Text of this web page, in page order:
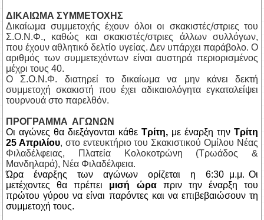
ΔΙΚΑΙΩΜΑ ΣΥΜΜΕΤΟΧΗΣ
Δικαίωμα συμμετοχής έχουν όλοι οι σκακιστές/στριες του
Σ.Ο.Ν.Φ., καθώς και σκακιστές/στριες άλλων συλλόγων,
που έχουν αθλητικό δελτίο υγείας. Δεν υπάρχει παράβολο. Ο
αριθμός των συμμετεχόντων είναι αυστηρά περιορισμένος
μέχρι τους 40.
Ο Σ.Ο.Ν.Φ. διατηρεί το δικαίωμα να μην κάνει δεκτή
συμμετοχή σκακιστή που έχει αδικαιολόγητα εγκαταλείψει
τουρνουά στο παρελθόν.
ΠΡΟΓΡΑΜΜΑ ΑΓΩΝΩΝ
Οι αγώνες θα διεξάγονται κάθε Τρίτη, με έναρξη την Τρίτη
25 Απριλίου, στο εντευκτήριο του Σκακιστικού Ομίλου Νέας
Φιλαδέλφειας, Πλατεία Κολοκοτρώνη (Τρωάδος &
Μανδηλαρά), Νέα Φιλαδέλφεια.
Ώρα έναρξης των αγώνων ορίζεται η 6:30 μ.μ. Οι
μετέχοντες θα πρέπει μισή ώραπριν την έναρξη του
πρώτου γύρου να είναι παρόντες και να επιβεβαιώσουν τη
συμμετοχή τους.